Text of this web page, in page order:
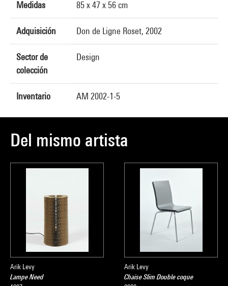
Medidas 85 x 47 x 56 cm
Adquisición Don de Ligne Roset, 2002
Sector de
colección
Design
Inventario AM 2002-1-5
Del mismo artista
Arik Levy
Lampe Need
Arik Levy
Chaise Slim Double coque